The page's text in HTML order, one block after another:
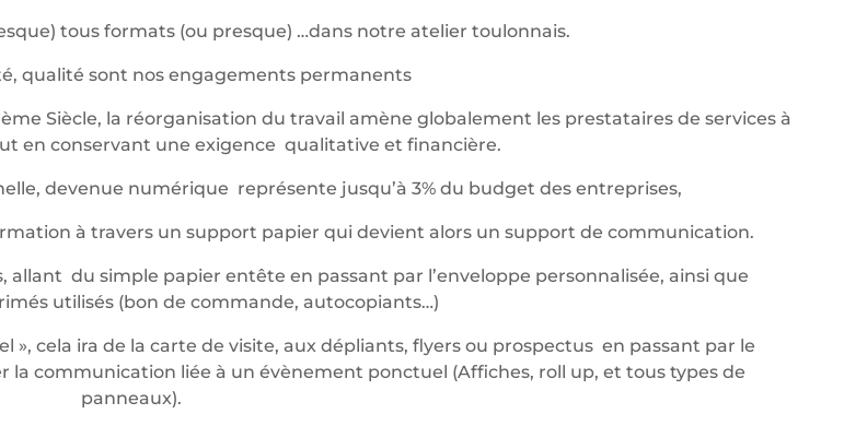
tous formats (ou presque) …dans notre atelier toulonnais.
qualité sont nos engagements permanents
Siècle, la réorganisation du travail amène globalement les prestataires de services à
en conservant une exigence qualitative et financière.
devenue numérique représente jusqu’à 3% du budget des entreprises,
à travers un support papier qui devient alors un support de communication.
du simple papier entête en passant par l’enveloppe personnalisée, ainsi que
utilisés (bon de commande, autocopiants…)
cela ira de la carte de visite, aux dépliants, flyers ou prospectus en passant par le
communication liée à un évènement ponctuel (Affiches, roll up, et tous types de
panneaux).